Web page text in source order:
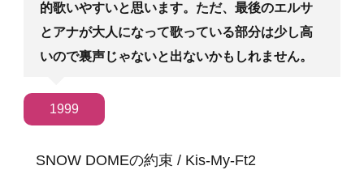
的歌いやすいと思います。ただ、最後のエルサ
とアナが大人になって歌っている部分は少し高
いので裏声じゃないと出ないかもしれません。
1999
SNOW DOMEの約束 / Kis-My-Ft2